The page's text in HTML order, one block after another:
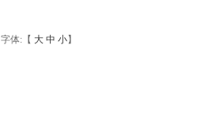
字体:【 大 中 小】